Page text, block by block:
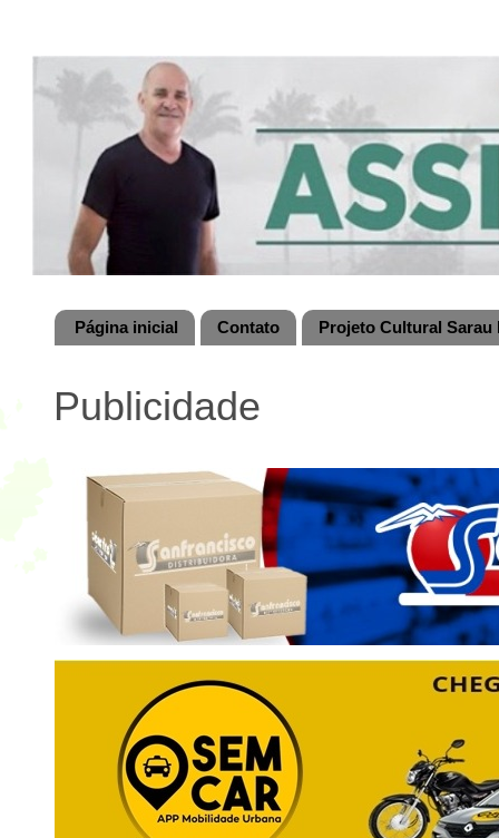
Página inicial Contato Projeto Cultural
Publicidade